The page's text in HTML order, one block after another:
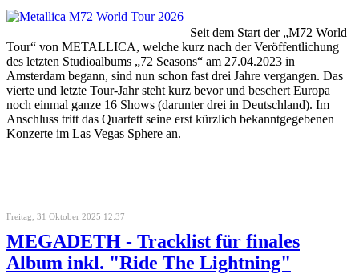
Seit dem Start der „M72 World
Tour“ von METALLICA, welche kurz nach der Veröffentlichung
des letzten Studioalbums „72 Seasons“ am 27.04.2023 in
Amsterdam begann, sind nun schon fast drei Jahre vergangen. Das
vierte und letzte Tour-Jahr steht kurz bevor und beschert Europa
noch einmal ganze 16 Shows (darunter drei in Deutschland). Im
Anschluss tritt das Quartett seine erst kürzlich bekanntgegebenen
Konzerte im Las Vegas Sphere an.
Freitag, 31 Oktober 2025 12:37
MEGADETH - Tracklist für finales
Album inkl. "Ride The Lightning"